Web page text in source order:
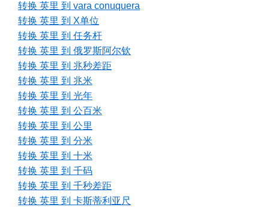
转换 英里 到 vara conuquera
转换 英里 到 X单位
转换 英里 到 任务杆
转换 英里 到 俄罗斯阿尔钦
转换 英里 到 兆秒差距
转换 英里 到 兆米
转换 英里 到 光年
转换 英里 到 公百米
转换 英里 到 公里
转换 英里 到 分米
转换 英里 到 十米
转换 英里 到 千码
转换 英里 到 千秒差距
转换 英里 到 卡斯蒂利亚尺